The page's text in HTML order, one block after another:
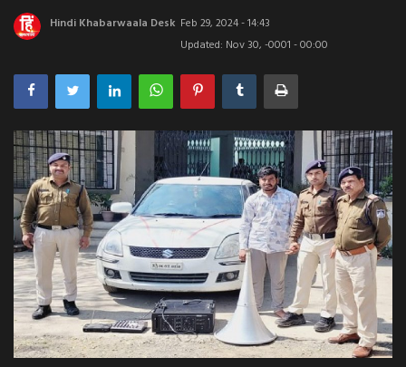
व्यापार व्यवसाय
राजनीती
मनोरंजन
खेल
एजुकेशन & करियर
हेल्थ & लाइफ स्टाइल
वीडियो
Hindi Khabarwaala Desk Feb 29, 2024 - 14:43
Updated: Nov 30, -0001 - 00:00